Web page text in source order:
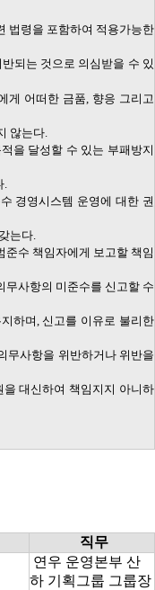
법령을 포함하여 적용가능한
되는 것으로 의심받을 수 있
게 어떠한 금품
향응 그리고
않는다.
을 달성할 수 있는 부패방지
.
경영시스템 운영에 대한 권
는다.
수 책임자에게 보고할 책임
무사항의 미준수를 신고할 수
하며,신고를 이유로 불리한
무사항을 위반하거나 위반을
을 대신하여 책임지지 아니하
직무
연우 운영본부 산
하 기획그룹 그룹장